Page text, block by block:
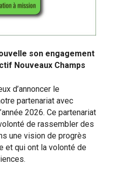
son engagement
Nouveaux Champs
d’annoncer le
partenariat avec
2026. Ce partenariat
de rassembler des
une vision de progrès
et qui ont la volonté de